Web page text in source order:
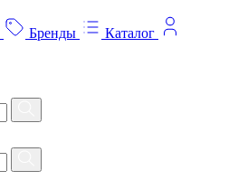
Бренды
Каталог